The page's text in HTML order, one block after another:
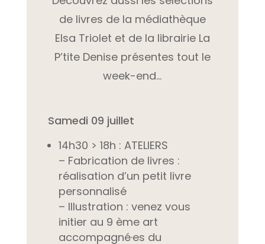
de livres de la médiathèque
Elsa Triolet et de la librairie La
P’tite Denise présentes tout le
week-end…
Samedi 09 juillet
14h30 > 18h : ATELIERS
– Fabrication de livres :
réalisation d’un petit livre
personnalisé
– Illustration : venez vous
initier au 9 ème art
accompagné·es du